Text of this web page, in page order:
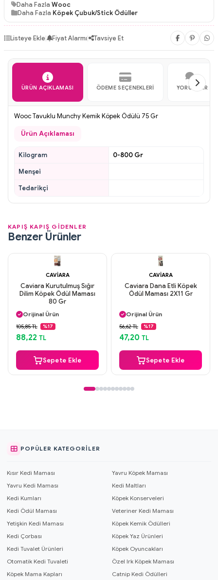
Daha Fazla Wooc
Daha Fazla Köpek Çubuk/Stick Ödüller
Listeye Ekle| Fiyat Alarmı| Tavsiye Et
ÜRÜN AÇIKLAMASI ÖDEME SEÇENEKLERI YORUMLAR
Wooc Tavuklu Munchy Kemik Köpek Ödülü 75 Gr
Ürün Açıklaması
Kilogram
0-800 Gr
Menşei
Tedarikçi
KAPIŞ KAPIŞ GİDENLER
Benzer Ürünler
CAVIARA
Caviara Kurutulmuş Sığır
Dilim Köpek Ödül Maması
80 Gr
Aynı Gün Kargo
Orijinal Ürün
Güvenli Ödeme
Aynı Gün Kargo
105,85 TL %17
88,22 TL
Sepete Ekle
CAVIARA
Caviara Dana Etli Köpek
Ödül Maması 2X11 Gr
Orijinal Ürün
Güvenli Ödeme
Aynı Gün Kargo
56,62 TL %17
47,20 TL
Sepete Ekle
POPÜLER KATEGORILER
Kısır Kedi Maması
Yavru Köpek Maması
Yavru Kedi Maması
Kedi Maltları
Kedi Kumları
Köpek Konserveleri
Kedi Ödül Maması
Veteriner Kedi Maması
Yetişkin Kedi Maması
Köpek Kemik Ödülleri
Kedi Çorbası
Köpek Yaz Ürünleri
Kedi Tuvalet Ürünleri
Köpek Oyuncakları
Otomatik Kedi Tuvaleti
Özel Irk Köpek Maması
Köpek Mama Kapları
Catnip Kedi Ödülleri